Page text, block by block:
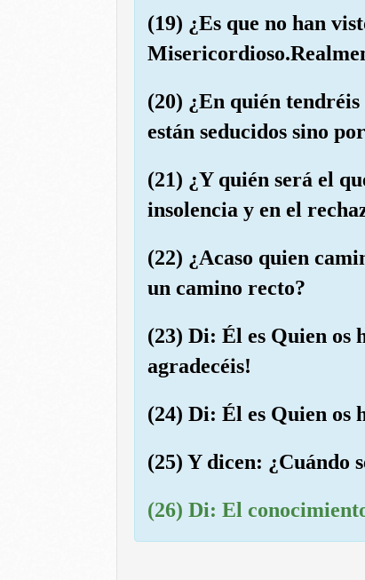
(19) ¿Es que no han
(20) ¿En quién
están seducidos sino
(21) ¿Y quién será el
insolencia y en el
(22) ¿Acaso quien
un camino recto?
(23) Di: Él es Quien os
agradecéis!
(24) Di: Él es Quien
(25) Y dicen: ¿Cuándo
(26) Di: El